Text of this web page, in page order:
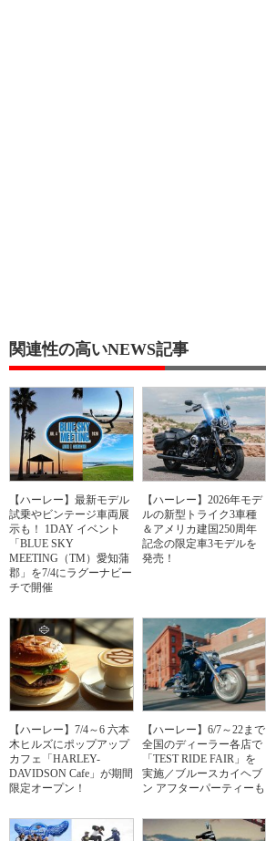
関連性の高いNEWS記事
【ハーレー】最新モデル
試乗やビンテージ車両展
示も！ 1DAY イベント
「BLUE SKY
MEETING（TM）愛知蒲
郡」を7/4にラグーナビー
チで開催
【ハーレー】2026年モデ
ルの新型トライク3車種
＆アメリカ建国250周年
記念の限定車3モデルを
発売！
【ハーレー】7/4～6 六本
木ヒルズにポップアップ
カフェ「HARLEY-
DAVIDSON Cafe」が期間
限定オープン！
【ハーレー】6/7～22まで
全国のディーラー各店で
「TEST RIDE FAIR」を
実施／ブルースカイヘブ
ン アフターパーティーも